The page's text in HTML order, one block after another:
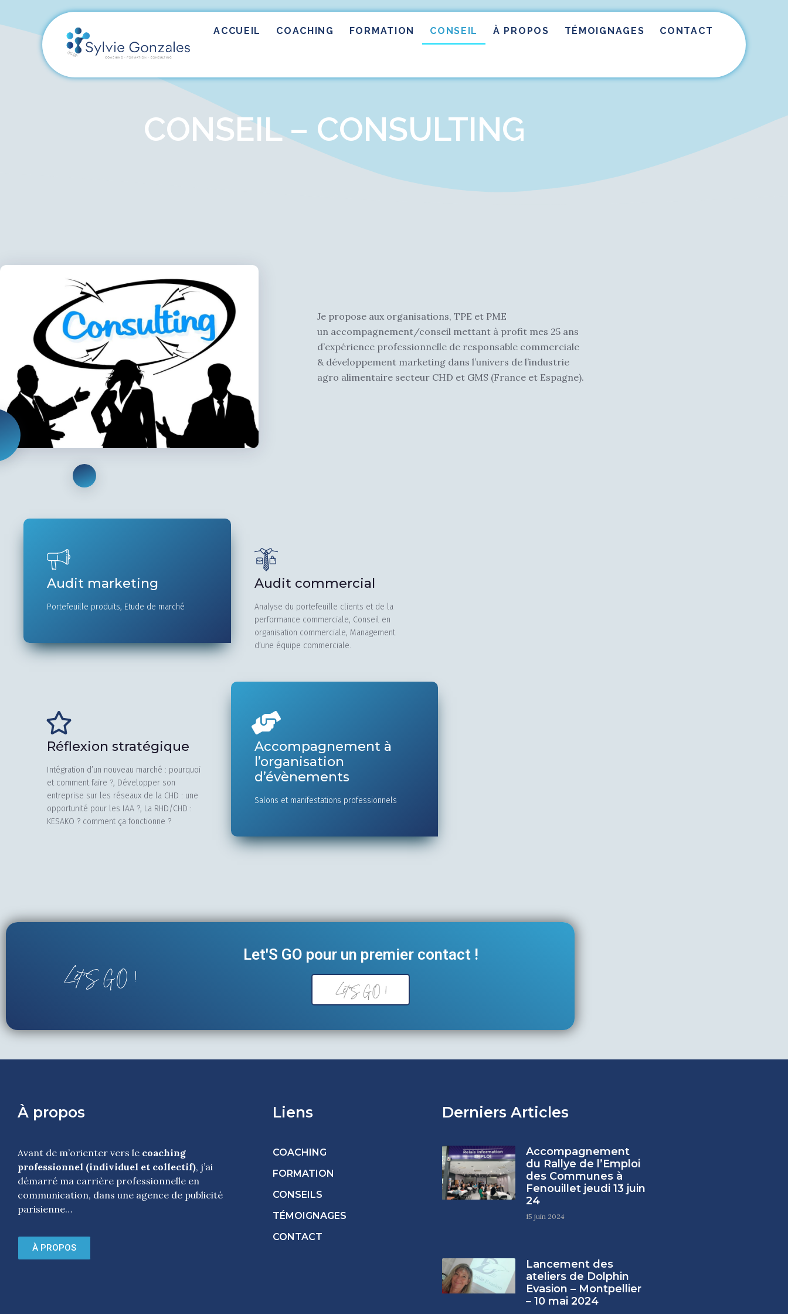
ACCUEIL COACHING FORMATION CONSEIL À PROPOS TÉMOIGNAGES CONTACT
CONSEIL – CONSULTING
Je propose aux organisations, TPE et PME
un accompagnement/conseil mettant à profit mes 25 ans
d’expérience professionnelle de responsable commerciale
& développement marketing dans l’univers del’industrie
agro alimentaire secteur CHD et GMS (France et Espagne).
Audit marketing
Portefeuille produits, Etude de marché
Audit commercial
Analyse du portefeuille clients et de la
performance commerciale, Conseil en
organisation commerciale, Management
d’une équipe commerciale.
Réflexion stratégique
Intégration d’un nouveau marché : pourquoi
et comment faire ?, Développer son
entreprise sur les réseaux de la CHD : une
opportunité pour les IAA ?, La RHD/CHD :
KESAKO ? comment ça fonctionne ?
Accompagnement à
l’organisation
d’évènements
Salons et manifestations professionnels
Let'S GO pour un premier contact !
À propos
Avant de m’orienter vers le coaching
professionnel (individuel et collectif), j’ai
démarré ma carrière professionnelle en
communication, dans une agence de publicité
parisienne…
À PROPOS
Liens
COACHING
FORMATION
CONSEILS
TÉMOIGNAGES
CONTACT
Derniers Articles
Accompagnement
du Rallye de l’Emploi
des Communes à
Fenouillet jeudi 13 juin
24
15 juin 2024
Lancement des
ateliers de Dolphin
Evasion – Montpellier
– 10 mai 2024